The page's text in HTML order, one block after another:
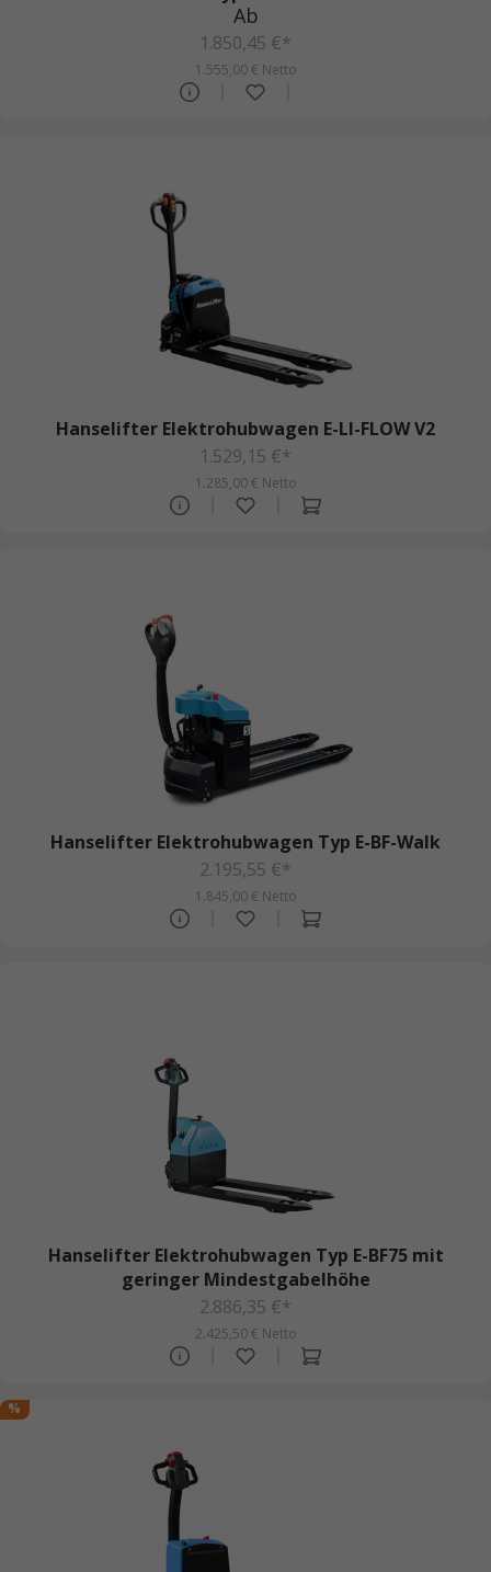
Ab
1.850,45 €*
1.555,00 € Netto
Hanselifter Elektrohubwagen E-LI-FLOW V2
1.529,15 €*
1.285,00 € Netto
Hanselifter Elektrohubwagen Typ E-BF-Walk
2.195,55 €*
1.845,00 € Netto
Hanselifter Elektrohubwagen Typ E-BF75 mit
geringer Mindestgabelhöhe
2.886,35 €*
2.425,50 € Netto
%